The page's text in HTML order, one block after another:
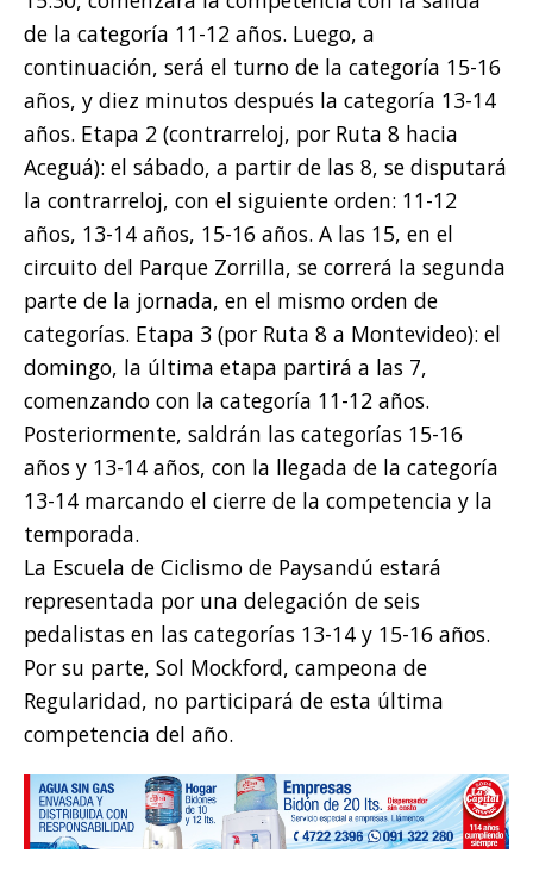
de la categoría 11-12 años. Luego, a
continuación, será el turno de la categoría 15-16
años, y diez minutos después la categoría 13-14
años. Etapa 2 (contrarreloj, por Ruta 8 hacia
Aceguá): el sábado, a partir de las 8, se disputará
la contrarreloj, con el siguiente orden: 11-12
años, 13-14 años, 15-16 años. A las 15, en el
circuito del Parque Zorrilla, se correrá la segunda
parte de la jornada, en el mismo orden de
categorías. Etapa 3 (por Ruta 8 a Montevideo): el
domingo, la última etapa partirá a las 7,
comenzando con la categoría 11-12 años.
Posteriormente, saldrán las categorías 15-16
años y 13-14 años, con la llegada de la categoría
13-14 marcando el cierre de la competencia y la
temporada.
La Escuela de Ciclismo de Paysandú estará
representada por una delegación de seis
pedalistas en las categorías 13-14 y 15-16 años.
Por su parte, Sol Mockford, campeona de
Regularidad, no participará de esta última
competencia del año.